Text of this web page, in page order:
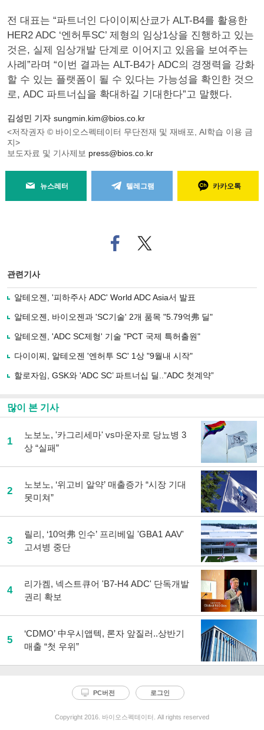
전 대표는 “파트너인 다이이찌산쿄가 ALT-B4를 활용한
HER2 ADC ‘엔허투SC’ 제형의 임상1상을 진행하고 있는
것은, 실제 임상개발 단계로 이어지고 있음을 보여주는
사례”라며 “이번 결과는 ALT-B4가 ADC의 경쟁력을 강화
할 수 있는 플랫폼이 될 수 있다는 가능성을 확인한 것으
로, ADC 파트너십을 확대하길 기대한다”고 말했다.
김성민 기자 sungmin.kim@bios.co.kr
<저작권자 © 바이오스펙테이터 무단전재 및 재배포, AI학습 이용 금
지>
보도자료 및 기사제보 press@bios.co.kr
뉴스레터 텔레그램 카카오톡
페
이
로
사
유
기
트위
터로
관련기사
알테오젠, '피하주사 ADC' World ADC Asia서 발표
알테오젠, 바이오젠과 'SC기술' 2개 품목 "5.79억弗 딜"
알테오젠, 'ADC SC제형' 기술 "PCT 국제 특허출원"
다이이찌, 알테오젠 '엔허투 SC' 1상 "9월내 시작"
할로자임, GSK와 'ADC SC’ 파트너십 딜..”ADC 첫계약”
많이 본 기사
1
노보노, '카그리세마' vs마운자로 당뇨병 3
상 “실패”
2
노보노, ‘위고비 알약’ 매출증가 “시장 기대
못미쳐”
3
릴리, ‘10억弗 인수’ 프리베일 'GBA1 AAV'
고셔병 중단
4
리가켐, 넥스트큐어 'B7-H4 ADC' 단독개발
권리 확보
5
‘CDMO’ 中우시앱텍, 론자 앞질러..상반기
매출 “첫 우위”
PC버전 로그인
Copyright 2016. 바이오스펙테이터. All rights reserved